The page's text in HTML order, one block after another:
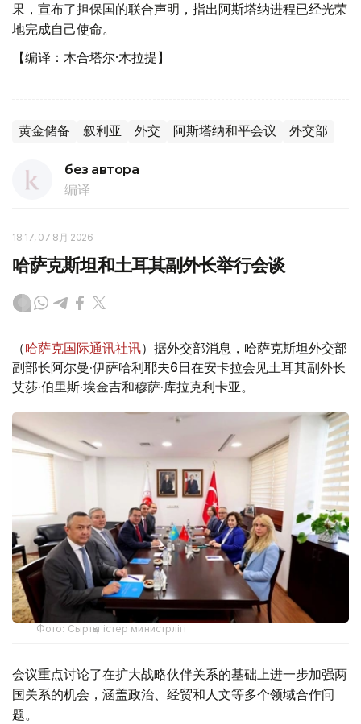
果，宣布了担保国的联合声明，指出阿斯塔纳进程已经光荣
地完成自己使命。
【编译：木合塔尔·木拉提】
黄金储备 叙利亚 外交 阿斯塔纳和平会议 外交部
без автора
编译
18:17, 07 8月 2026
哈萨克斯坦和土耳其副外长举行会谈
（哈萨克国际通讯社讯）据外交部消息，哈萨克斯坦外交部
副部长阿尔曼·伊萨哈利耶夫6日在安卡拉会见土耳其副外长
艾莎·伯里斯·埃金吉和穆萨·库拉克利卡亚。
Фото: Сыртқы істер министрлігі
会议重点讨论了在扩大战略伙伴关系的基础上进一步加强两
国关系的机会，涵盖政治、经贸和人文等多个领域合作问
题。